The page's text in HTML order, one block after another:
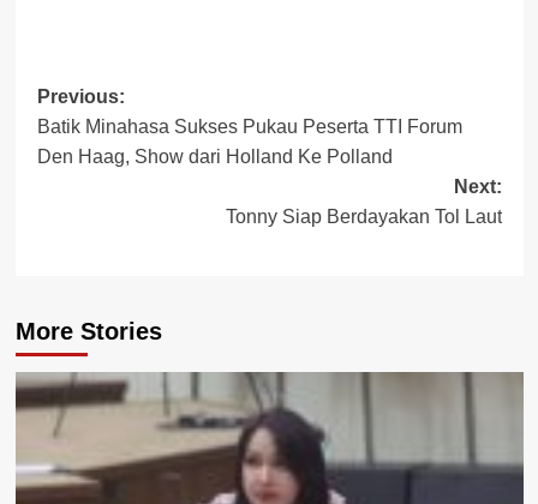
Post
navigation
Previous:
Batik Minahasa Sukses Pukau Peserta TTI Forum
Den Haag, Show dari Holland Ke Polland
Next:
Tonny Siap Berdayakan Tol Laut
More Stories